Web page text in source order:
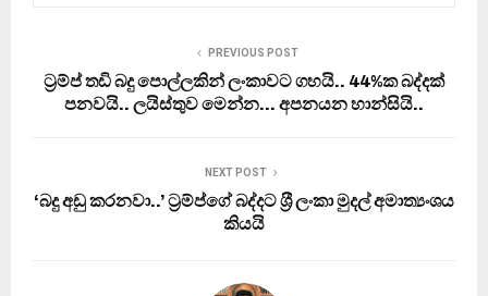
PREVIOUS POST
ට‍්‍රම්ප් තඩි බදු පොල්ලකින් ලංකාවට ගහයි.. 44%ක බද්දක්
පනවයි.. ලයිස්තුව මෙන්න… අපනයන හාන්සියි..
NEXT POST
‘බදු අඩු කරනවා..’ ට‍්‍රම්ප්ගේ බද්දට ශ‍්‍රී ලංකා මුදල් අමාත්‍යංශය
කියයි